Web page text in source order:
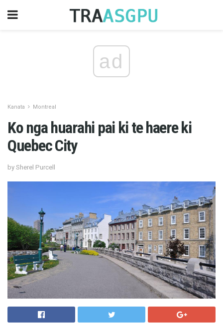
ad
Kanata Montreal
Ko nga huarahi pai ki te haere ki
Quebec City
by Sherel Purcell